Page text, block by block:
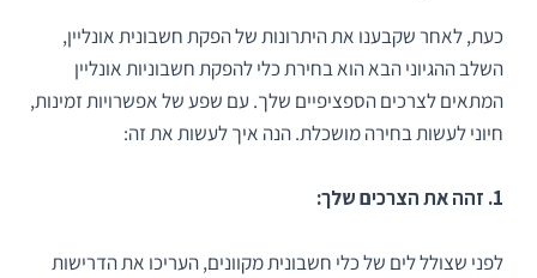
כעת, לאחר שקבענו את היתרונות של הפקת חשבונית אונליין,
השלב ההגיוני הבא הוא בחירת כלי להפקת חשבוניות אונליין
המתאים לצרכים הספציפיים שלך. עם שפע של אפשרויות זמינות,
חיוני לעשות בחירה מושכלת. הנה איך לעשות את זה:
1. זהה את הצרכים שלך:
לפני שצולל לים של כלי חשבונית מקוונים, העריכו את הדרישות